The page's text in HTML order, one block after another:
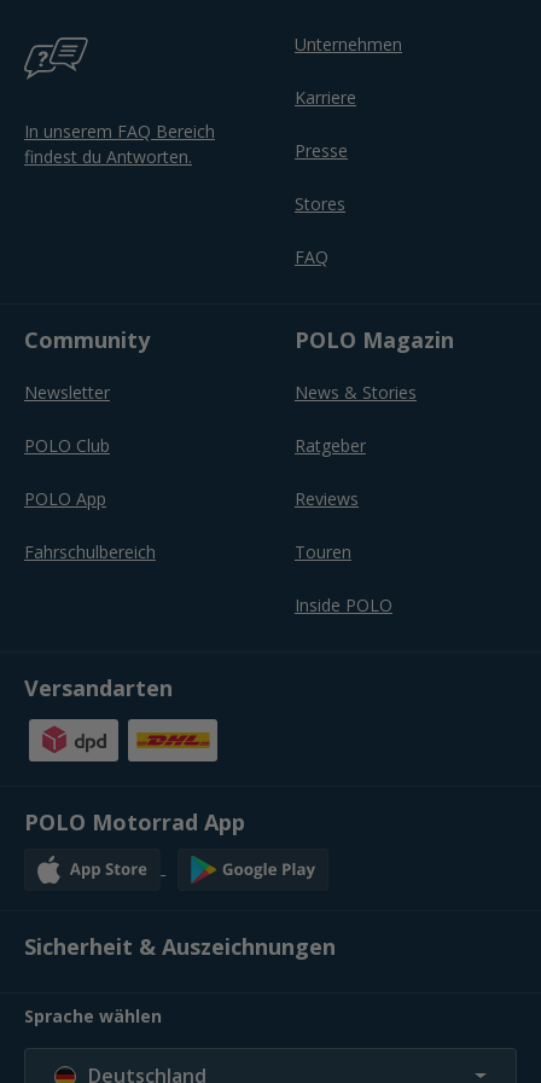
In unserem FAQ Bereich
findest du Antworten.
Unternehmen
Karriere
Presse
Stores
FAQ
Community
Newsletter
POLO Club
POLO App
Fahrschulbereich
POLO Magazin
News & Stories
Ratgeber
Reviews
Touren
Inside POLO
Versandarten
POLO Motorrad App
Sicherheit & Auszeichnungen
Sprache wählen
Deutschland